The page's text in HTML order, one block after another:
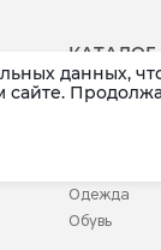
КАТАЛОГ
Одежда
Обувь
данных,